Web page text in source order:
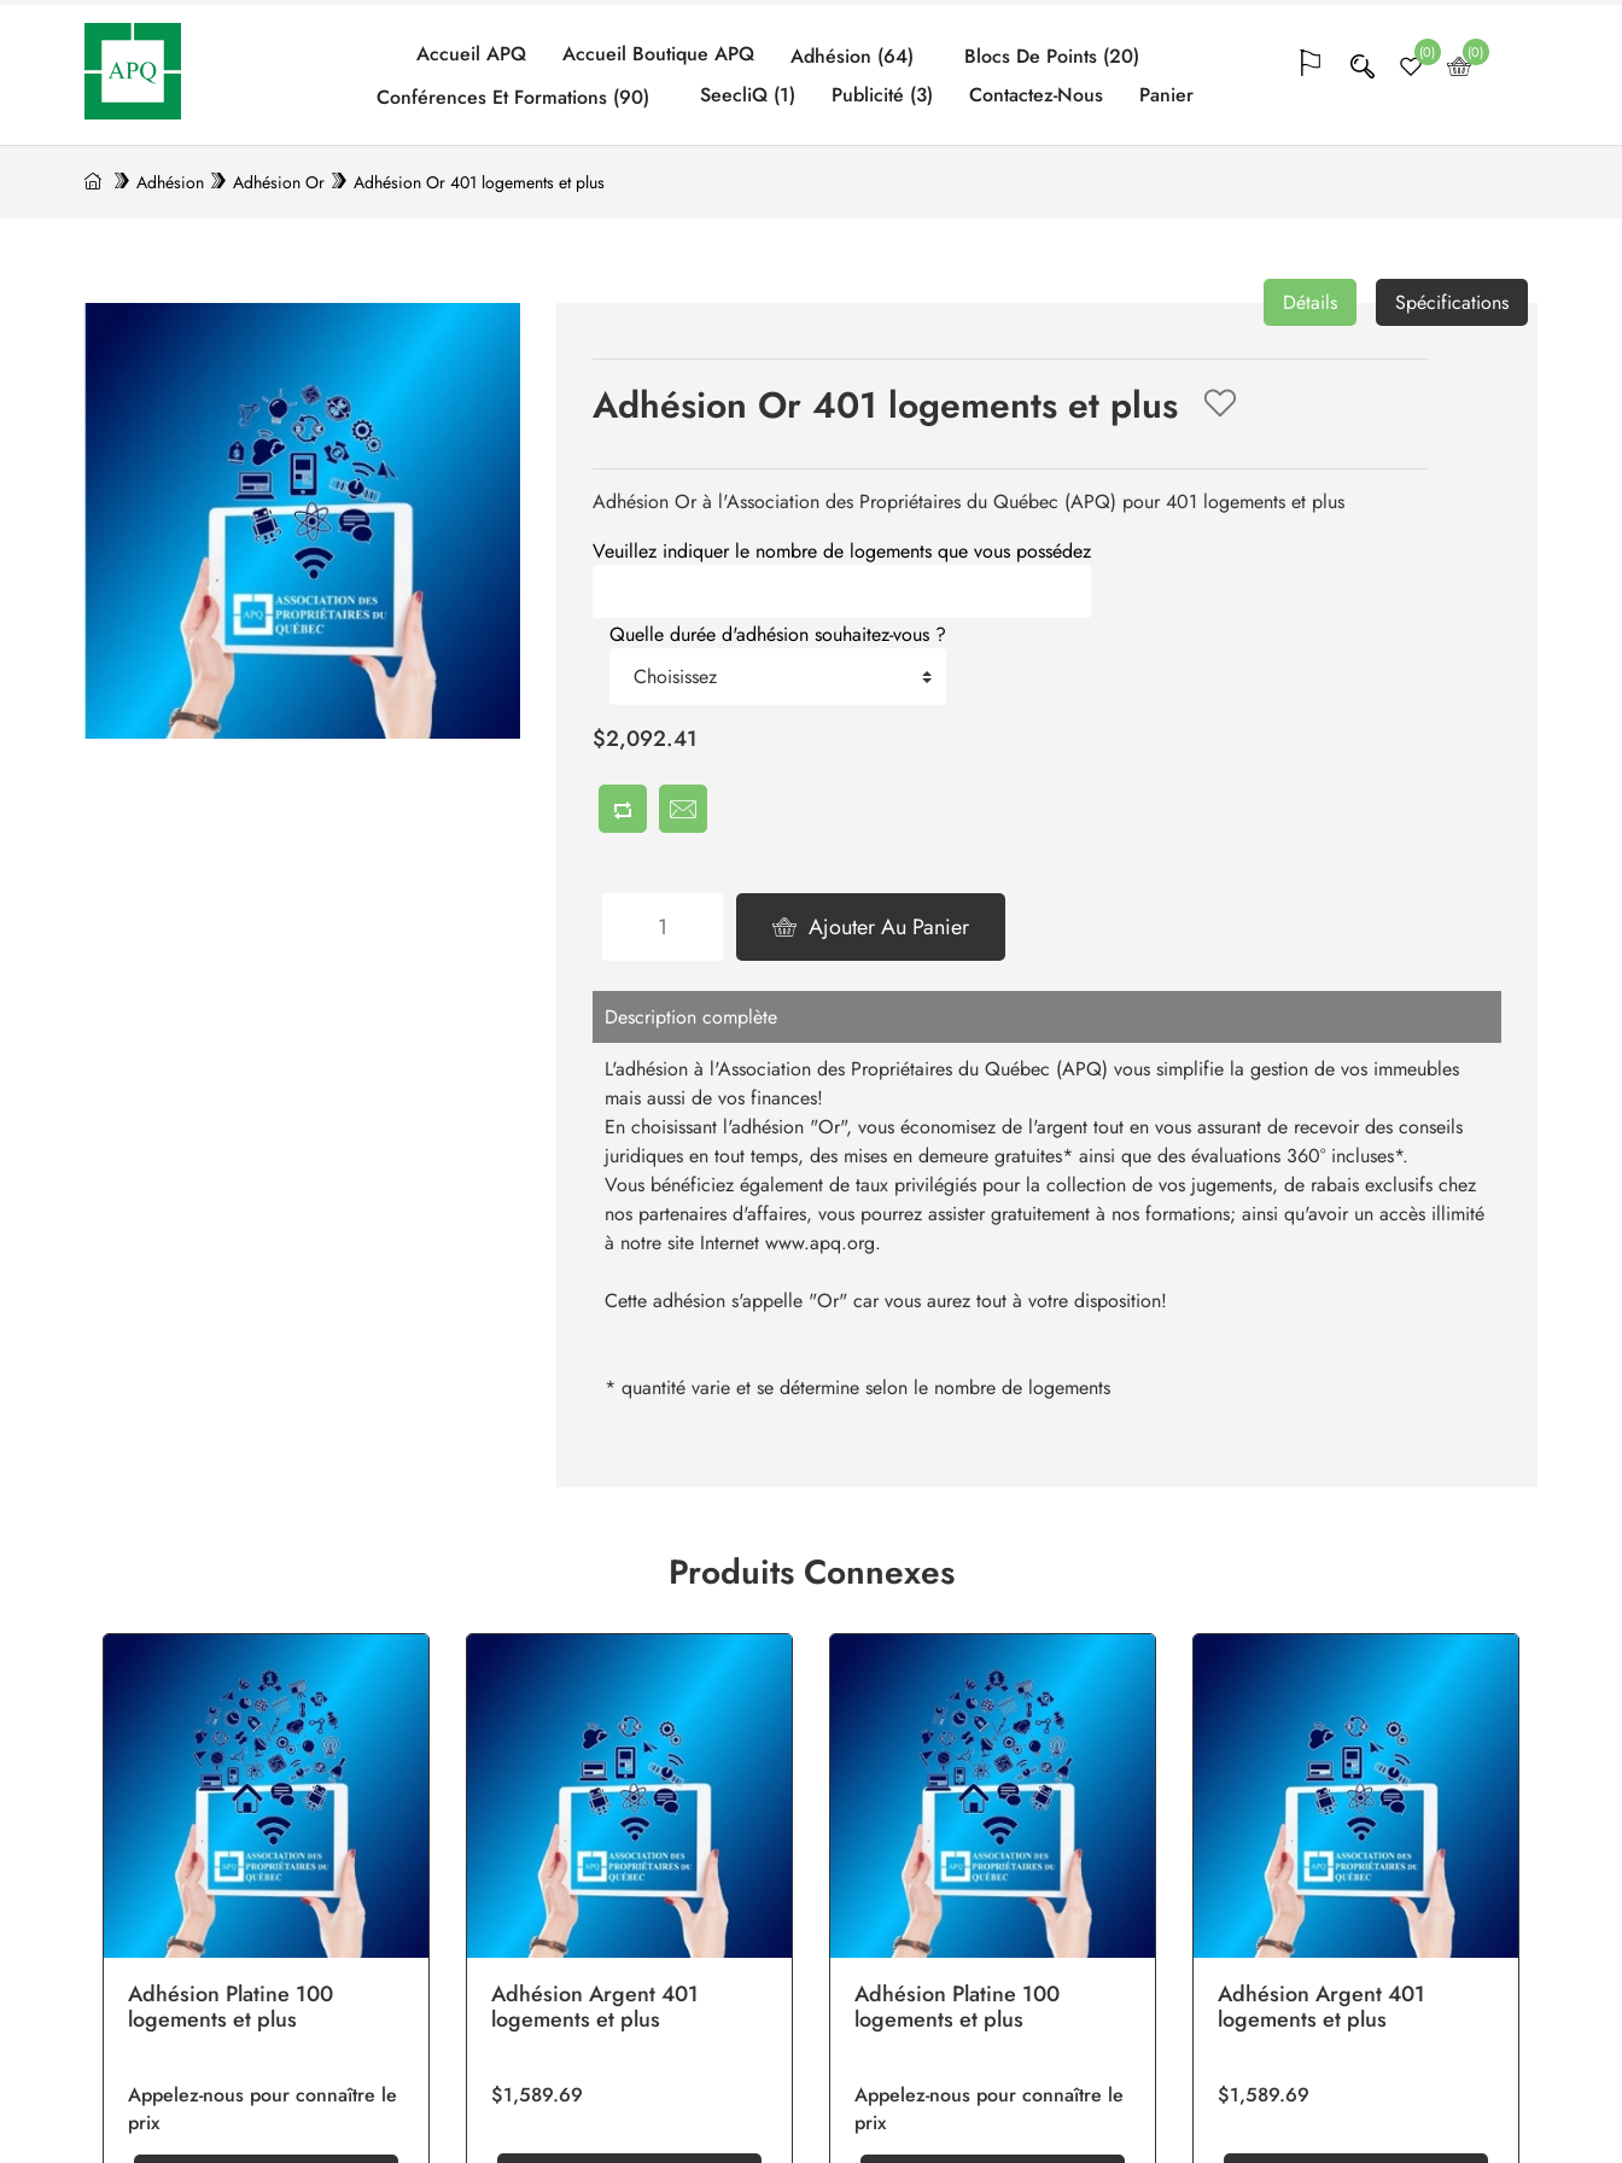
Accueil APQ Accueil Boutique APQ Adhésion (64)
Blocs De Points (20)
Conférences Et Formations (90)
SeecliQ (1) Publicité (3) Contactez-Nous Panier
(0) (0)
Adhésion Adhésion Or Adhésion Or 401 logements et plus
Détails Spécifications
Adhésion Or 401 logements et plus
Adhésion Or à l'Association des Propriétaires du Québec (APQ) pour 401 logements et plus
Veuillez indiquer le nombre de logements que vous possédez
Quelle durée d'adhésion souhaitez-vous ?
Choisissez
$2,092.41
Ajouter Au Panier
Description complète
L'adhésion à l'Association des Propriétaires du Québec (APQ) vous simplifie la gestion de vos immeubles
mais aussi de vos finances!
En choisissant l'adhésion "Or", vous économisez de l'argent tout en vous assurant de recevoir des conseils
juridiques en tout temps, des mises en demeure gratuites* ainsi que des évaluations 360° incluses*.
Vous bénéficiez également de taux privilégiés pour la collection de vos jugements, de rabais exclusifs chez
nos partenaires d'affaires, vous pourrez assister gratuitement à nos formations; ainsi qu'avoir un accès illimité
à notre site Internetwww.apq.org.
Cette adhésion s'appelle "Or" car vous aurez tout à votre disposition!
* quantité varie et se détermine selon le nombre de logements
Produits Connexes
Adhésion Argent 401
logements et plus
$1,589.69
Adhésion Platine 100
logements et plus
Appelez-nous pour connaître le
prix
Adhésion Argent 401
logements et plus
$1,589.69
Adhésion Platine 100
logements et plus
Appelez-nous pour connaître le
prix